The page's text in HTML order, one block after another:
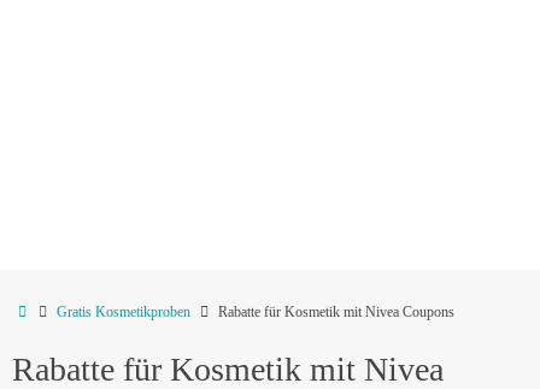
StartGratis Kosmetikproben Rabatte für Kosmetik mit Nivea Coupons
Rabatte für Kosmetik mit Nivea